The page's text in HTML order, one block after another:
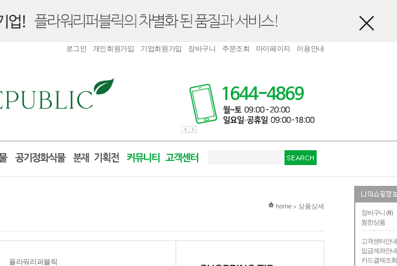
장바구니 (0)
찜한상품
고객센터안내
입금계좌안내
카드결제조회
로그인 개인회원가입 기업회원가입 장바구니 주문조회 마이페이지 이용안내
현재 위치
home > 상품상세
플라워리퍼블릭